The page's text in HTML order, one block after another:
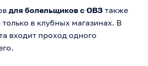
для болельщиков с ОВЗ также
в клубных магазинах. В
входит проход одного